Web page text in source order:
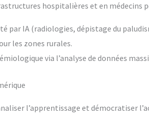
hospitalières et en médecins
par IA (radiologies, dépistage du
les zones rurales.
via l’analyse de données
l’apprentissage et démocratiser